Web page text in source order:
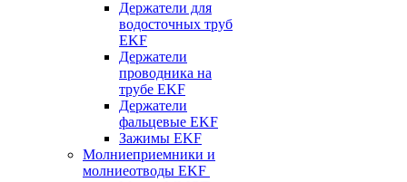
Держатели для
водосточных труб
EKF
Держатели
проводника на
трубе EKF
Держатели
фальцевые EKF
Зажимы EKF
Молниеприемники и
молниеотводы EKF